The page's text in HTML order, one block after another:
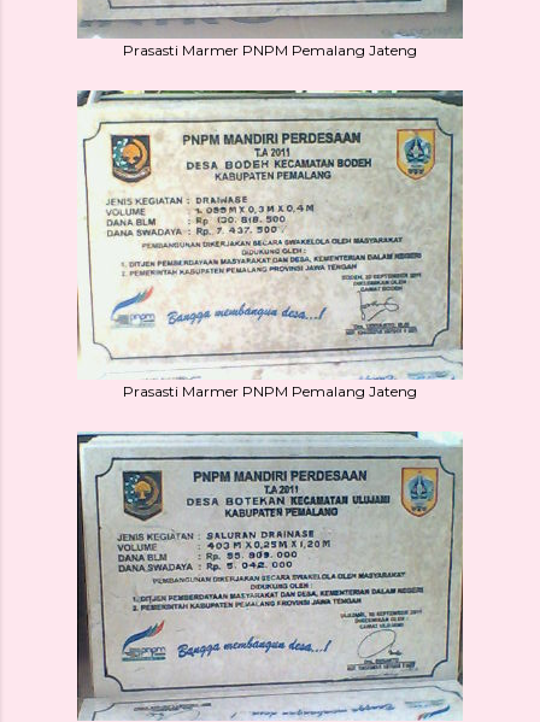
Prasasti Marmer PNPM Pemalang Jateng
Prasasti Marmer PNPM Pemalang Jateng